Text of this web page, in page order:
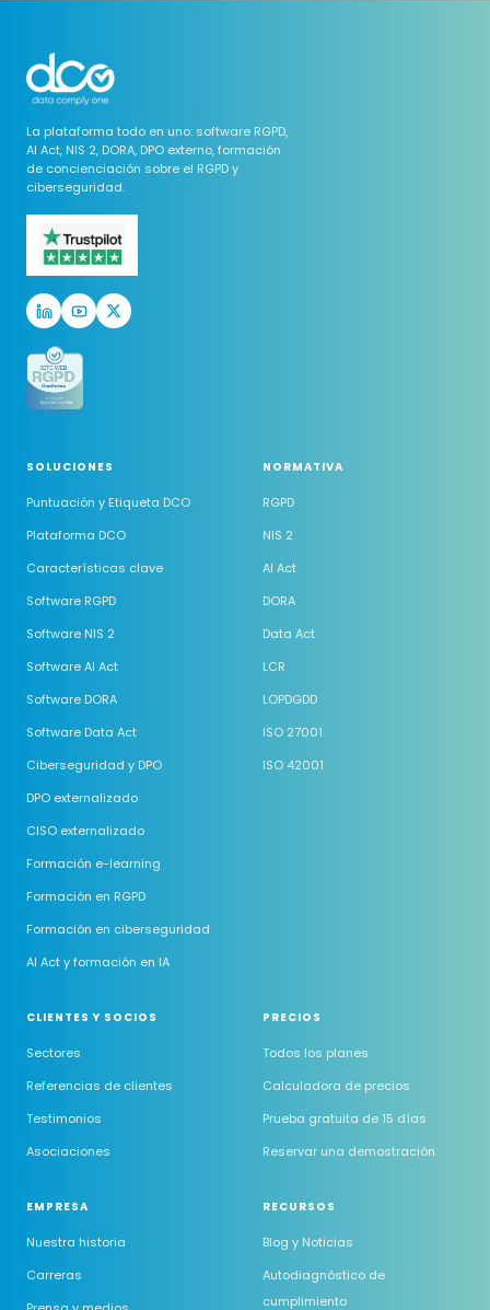
La plataforma todo en uno: software RGPD,
AI Act, NIS 2, DORA, DPO externo, formación
de concienciación sobre el RGPD y
ciberseguridad.
SOLUCIONES
Puntuación y Etiqueta DCO
Plataforma DCO
Características clave
Software RGPD
Software NIS 2
Software AI Act
Software DORA
Software Data Act
Ciberseguridad y DPO
DPO externalizado
CISO externalizado
Formación e-learning
Formación en RGPD
Formación en ciberseguridad
AI Act y formación en IA
NORMATIVA
RGPD
NIS 2
AI Act
DORA
Data Act
LCR
LOPDGDD
ISO 27001
ISO 42001
CLIENTES Y SOCIOS
Sectores
Referencias de clientes
Testimonios
Asociaciones
PRECIOS
Todos los planes
Calculadora de precios
Prueba gratuita de 15 días
Reservar una demostración
EMPRESA
Nuestra historia
Carreras
RECURSOS
Blog y Noticias
Autodiagnóstico de
cumplimiento